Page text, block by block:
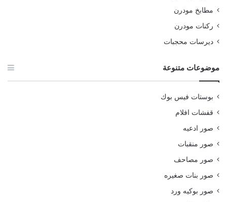
مطابخ مودرن
ركنات مودرن
ديرسات محجبات
موضوعات متنوعة
بوستات فيس بوك
قفشات افلام
صور ادعيه
صور منقبات
صور مصاحف
صور بنات صغيره
صور بوكيه ورد